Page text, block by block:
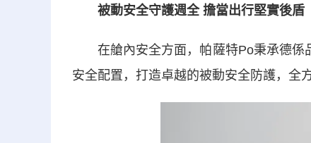
被動安全守護週全 擔當出行堅實後盾
在艙內安全方面，帕薩特Po秉承德係
安全配置，打造卓越的被動安全防護，全